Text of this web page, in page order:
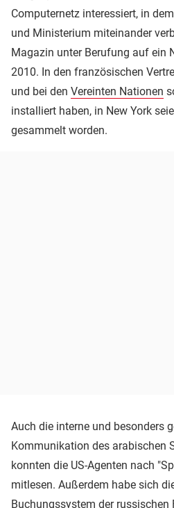
Computernetz interessiert, in
und Ministerium miteinander
Magazin unter Berufung auf ein
2010. In den französischen
und bei den Vereinten Nationen
installiert haben, in New York
gesammelt worden.
Auch die interne und besonders
Kommunikation des arabischen
konnten die US-Agenten nach
mitlesen. Außerdem habe sich
Buchungssystem der russischen